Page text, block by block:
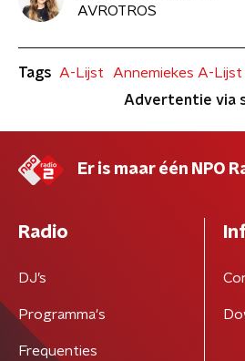
AVROTROS
Tags A-Lijst Annemiekes A-Lijst
Advertentie via
Er is maar één NPO
Radio
DJ’s
Programma's
Frequenties